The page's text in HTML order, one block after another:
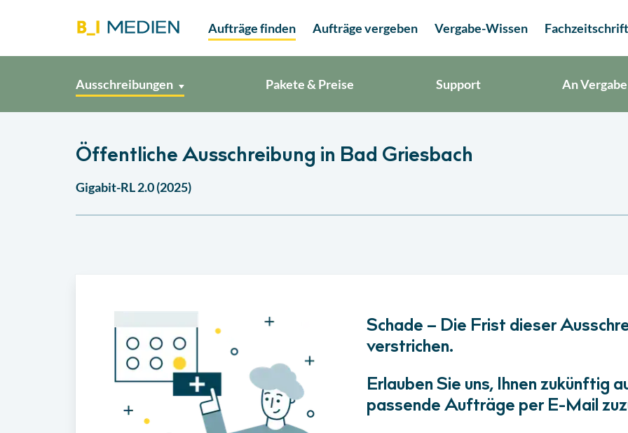
Aufträge finden Aufträge vergeben Vergabe-Wissen
Ausschreibungen Pakete & Preise Support An
Öffentliche Ausschreibung in Bad Griesbach
Gigabit-RL 2.0 (2025)
Schade – Die Frist dieser
verstrichen.
Erlauben Sie uns, Ihnen zukünftig
passende Aufträge per E-Mail